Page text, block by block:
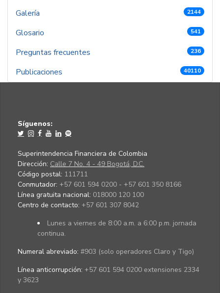
Galería 2144
Glosario 541
Preguntas frecuentes 236
Publicaciones 40110
Síguenos:
Superintendencia Financiera de Colombia
Dirección: Calle 7 No. 4 - 49 Bogotá, D.C.
Código postal: 111711
Conmutador: +57 601 594 0200 - +57 601 350 8166
Línea gratuita nacional: 018000 120 100
Centro de contacto: +57 601 307 8042
Lunes a viernes de 8:00 a.m. a 6:00 p.m. jornada
continua.
Numeral abreviado: #903 (solo operadores Claro y Tigo)
Línea anticorrupción: +57 601 594 0200 extensiones 2334
y 3623